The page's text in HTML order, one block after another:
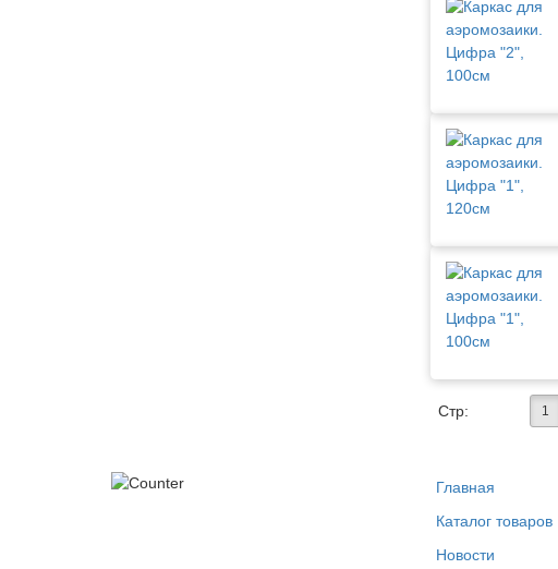
Стр: 1
Главная
Каталог товаров
Новости